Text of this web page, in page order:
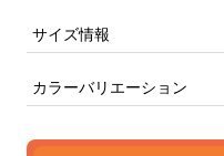
品番
サイズ情報
定番の船底型トートバッ
単位:mm
カラーバリエーション